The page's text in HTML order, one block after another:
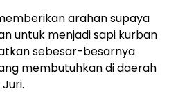
arahan supaya
untuk menjadi sapi kurban
sebesar-besarnya
membutuhkan di daerah